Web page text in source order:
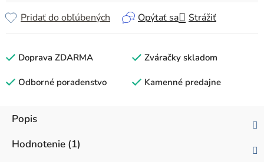
Opýtať sa Strážiť
Pridať do obľúbených
Doprava ZDARMA Zváračky skladom
Odborné poradenstvo Kamenné predajne
Popis
Hodnotenie (1)